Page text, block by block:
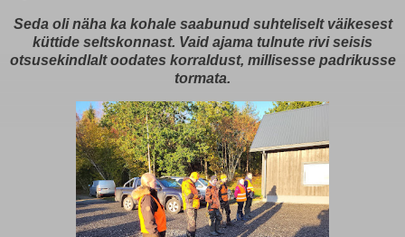
Seda oli näha ka kohale saabunud suhteliselt väikesest
küttide seltskonnast. Vaid ajama tulnute rivi seisis
otsusekindlalt oodates korraldust, millisesse padrikusse
tormata.